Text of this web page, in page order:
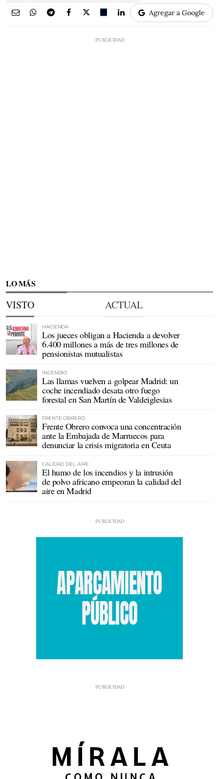
Agregar a Google
LO MÁS
VISTO ACTUAL
HACIENDA
Los jueces obligan a Hacienda a devolver
6.400 millones a más de tres millones de
pensionistas mutualistas
INCENDIO
Las llamas vuelven a golpear Madrid: un
coche incendiado desata otro fuego
forestal en San Martín de Valdeiglesias
FRENTE OBRERO
Frente Obrero convoca una concentración
ante la Embajada de Marruecos para
denunciar la crisis migratoria en Ceuta
CALIDAD DEL AIRE
El humo de los incendios y la intrusión
de polvo africano empeoran la calidad del
aire en Madrid